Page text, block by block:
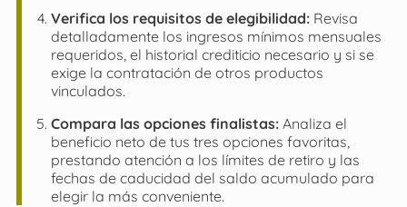
Verifica los requisitos de elegibilidad:Revisa
detalladamente los ingresos mínimos mensuales
requeridos, el historial crediticio necesario y si se
exige la contratación de otros productos
vinculados.
Compara las opciones finalistas:Analiza el
beneficio neto de tus tres opciones favoritas,
prestando atención a los límites de retiro y las
fechas de caducidad del saldo acumulado para
elegir la más conveniente.